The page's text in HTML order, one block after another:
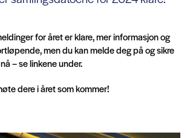
for året er klare, mer informasjon og
men du kan melde deg på og sikre
– se linkene under.
dere i året som kommer!